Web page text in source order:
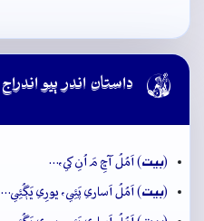
 داستان اندر ٻيو اندراج
(بيت) اَمُلُ آڇِ مَ اُنِ کي،…
(بيت) اَمُلُ اَساري پَئِي، ڀورِي ڀَڳُئِي…